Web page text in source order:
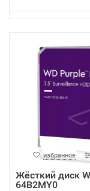
избранное
Жёсткий диск
64B2MY0